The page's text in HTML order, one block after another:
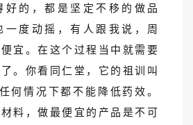
好的，都是坚定不移的做品
一度动摇，有人跟我说，周
宜。在这个过程当中就需要
。你看同仁堂，它的祖训叫
何情况下都不能降低药效。
料，做最便宜的产品是不可